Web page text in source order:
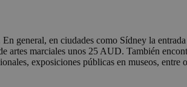
general, en ciudades como Sídney la
artes marciales unos 25 AUD. También
exposiciones públicas en museos, entre